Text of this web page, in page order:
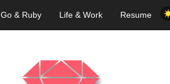
Go & Ruby Life & Work Resume